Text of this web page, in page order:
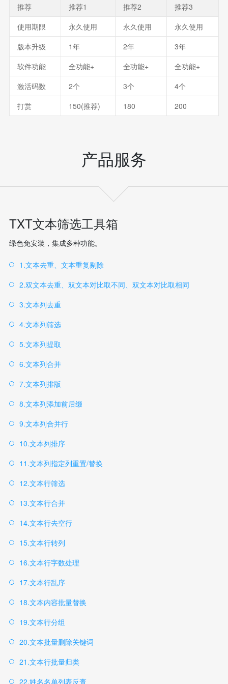
推荐 推荐1 推荐2
推荐3
使用期限
永久使用 永久使用
永久使用
版本升级
1年 2年
3年
软件功能
全功能+ 全功能+ 全功能+
激活码数
2个 3个
4个
打赏
150(推荐) 180 200
产品服务
TXT文本筛选工具箱
绿色免安装，集成多种功能。
1.文本去重、文本重复剔除
2.双文本去重、双文本对比取不同、双文本对比取相同
3.文本列去重
4.文本列筛选
5.文本列提取
6.文本列合并
7.文本列排版
8.文本列添加前后缀
9.文本列合并行
10.文本列排序
11.文本列指定列重置/替换
12.文本行筛选
13.文本行合并
14.文本行去空行
15.文本行转列
16.文本行字数处理
17.文本行乱序
18.文本内容批量替换
19.文本行分组
20.文本批量删除关键词
21.文本行批量归类
22.姓名名单列表反查